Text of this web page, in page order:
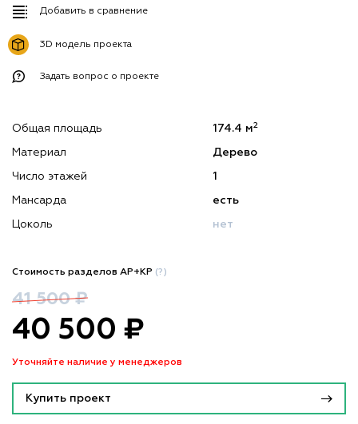
Добавить в сравнение
3D модель проекта
Задать вопрос о проекте
Общая площадь 174.4 м2
Материал Дерево
Число этажей 1
Мансарда есть
Цоколь нет
Стоимость разделов АР+КР (?)
41 500 ₽
40 500 ₽
Уточняйте наличие у менеджеров
Купить проект